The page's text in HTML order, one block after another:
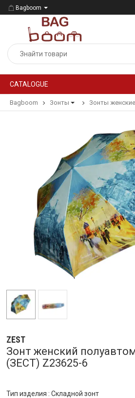
Bagboom
CATALOGUE
Bagboom Зонты Зонты женские
ZEST
Зонт женский
(ЗЕСТ) Z23625-6
Тип изделия : Складной зонт